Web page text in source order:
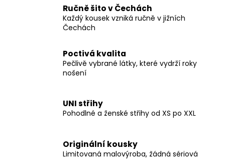
Ručně šito v Čechách
Každý kousek vzniká ručně v jižních
Čechách
Poctivá kvalita
Pečlivě vybrané látky, které vydrží roky
nošení
UNI střihy
Pohodlné a ženské střihy od XS po XXL
Originální kousky
Limitovaná malovýroba, žádná sériová